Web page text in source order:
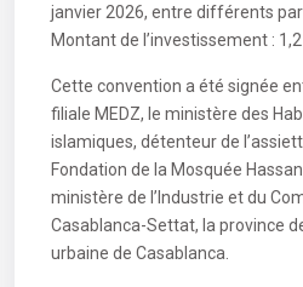
janvier 2026, entre différents
Montant de l’investissement :
Cette convention a été signée
filiale MEDZ, le ministère des
islamiques, détenteur de
Fondation de la Mosquée
ministère de l’Industrie et du
Casablanca-Settat, la province
urbaine de Casablanca.